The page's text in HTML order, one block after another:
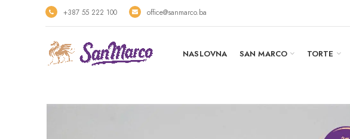
+387 55 222 100 office@sanmarco.ba
NASLOVNA SAN MARCO TORTE